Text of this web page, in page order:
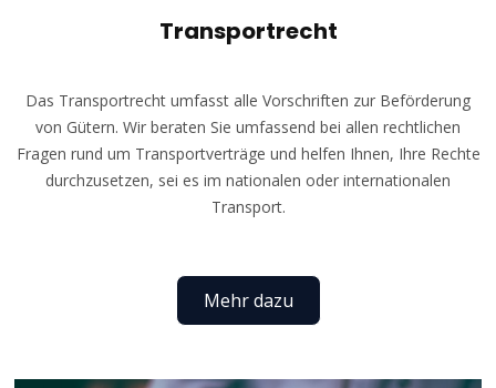
Transportrecht
Das Transportrecht umfasst alle Vorschriften zur Beförderung
von Gütern. Wir beraten Sie umfassend bei allen rechtlichen
Fragen rund um Transportverträge und helfen Ihnen, Ihre Rechte
durchzusetzen, sei es im nationalen oder internationalen
Transport.
Mehr dazu